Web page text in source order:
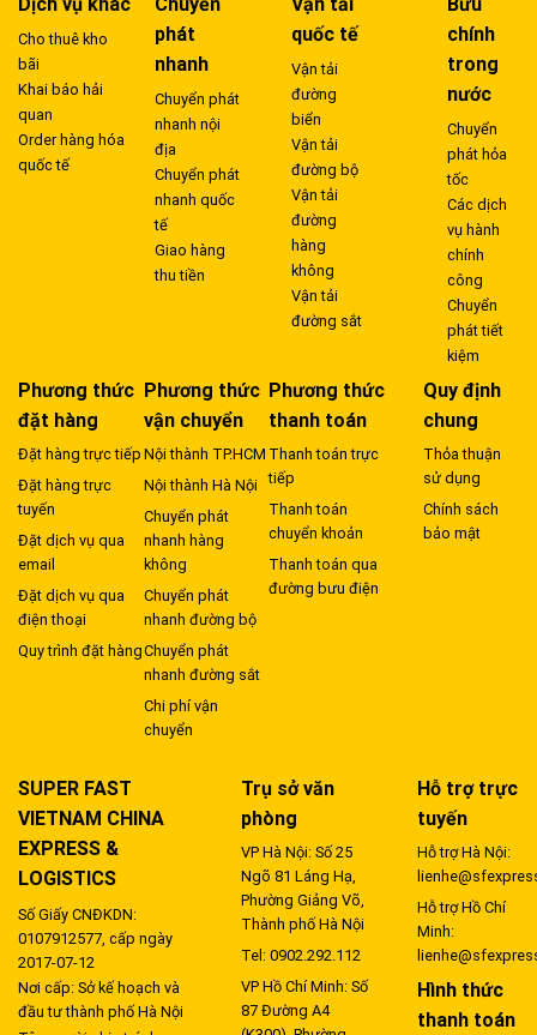
Dịch vụ khác
Cho thuê kho
bãi
Khai báo hải
quan
Order hàng hóa
quốc tế
Chuyển
phát
nhanh
Chuyển phát
nhanh nội
địa
Chuyển phát
nhanh quốc
tế
Giao hàng
thu tiền
Vận tải
quốc tế
Vận tải
đường
biển
Vận tải
đường bộ
Vận tải
đường
hàng
không
Vận tải
đường sắt
Bưu
chính
trong
nước
Chuyển
phát hỏa
tốc
Các dịch
vụ hành
chính
công
Chuyển
phát tiết
kiệm
Phương thức
đặt hàng
Đặt hàng trực tiếp
Đặt hàng trực
tuyến
Đặt dịch vụ qua
email
Đặt dịch vụ qua
điện thoại
Quy trình đặt hàng
Phương thức
vận chuyển
Nội thành TP.HCM
Nội thành Hà Nội
Chuyển phát
nhanh hàng
không
Chuyển phát
nhanh đường bộ
Chuyển phát
nhanh đường sắt
Chi phí vận
chuyển
Phương thức
thanh toán
Thanh toán trực
tiếp
Thanh toán
chuyển khoản
Thanh toán qua
đường bưu điện
Quy định
chung
Thỏa thuận
sử dụng
Chính sách
bảo mật
SUPER FAST
VIETNAM CHINA
EXPRESS &
LOGISTICS
Số Giấy CNĐKDN:
0107912577, cấp ngày
2017-07-12
Nơi cấp: Sở kế hoạch và
đầu tư thành phố Hà Nội
Trụ sở văn
phòng
VP Hà Nội: Số 25
Ngõ 81 Láng Hạ,
Phường Giảng Võ,
Thành phố Hà Nội
Tel: 0902.292.112
VP Hồ Chí Minh: Số
87 Đường A4
Hỗ trợ trực
tuyến
Hỗ trợ Hà Nội:
Hỗ trợ Hồ Chí
Minh:
Hình thức
thanh toán